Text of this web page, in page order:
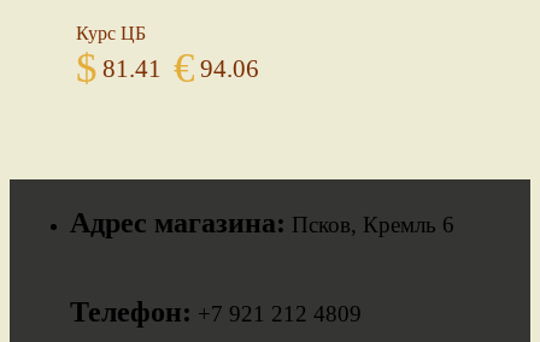
Курс ЦБ
$ 81.41 € 94.06
Адрес магазина: Псков, Кремль 6
Телефон: +7 921 212 4809